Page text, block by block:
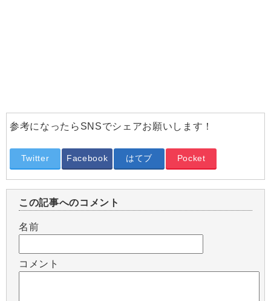
参考になったらSNSでシェアお願いします！
Twitter Facebook はてブ Pocket
この記事へのコメント
名前
コメント